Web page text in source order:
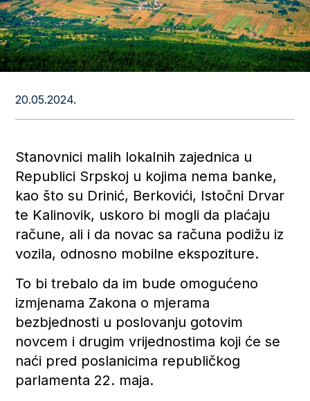
20.05.2024.
Stanovnici malih lokalnih zajednica u
Republici Srpskoj u kojima nema banke,
kao što su Drinić, Berkovići, Istočni Drvar
te Kalinovik, uskoro bi mogli da plaćaju
račune, ali i da novac sa računa podižu iz
vozila, odnosno mobilne ekspoziture.
To bi trebalo da im bude omogućeno
izmjenama Zakona o mjerama
bezbjednosti u poslovanju gotovim
novcem i drugim vrijednostima koji će se
naći pred poslanicima republičkog
parlamenta 22. maja.